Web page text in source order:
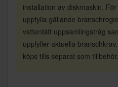
installation av diskmaskin.
uppfylla gällande
vattentätt uppsamlingstråg
uppfyller aktuella
köps tills separat som tillbehör.